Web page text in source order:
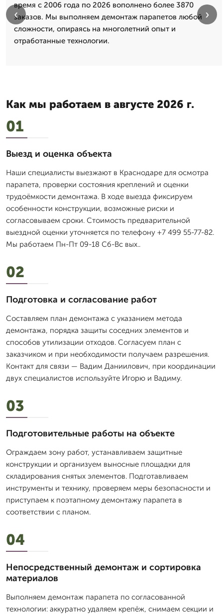
время с 2006 года по 2026 вополнено более 3870
заказов. Мы выполняем демонтаж парапетов любой
сложности, опираясь на многолетний опыт и
отработанные технологии.
‹ ›
Как мы работаем в августе 2026 г.
01
Выезд и оценка объекта
Наши специалисты выезжают в Краснодаре для осмотра
парапета, проверки состояния креплений и оценки
трудоёмкости демонтажа. В ходе выезда фиксируем
особенности конструкции, возможные риски и
согласовываем сроки. Стоимость предварительной
выездной оценки уточняется по телефону +7 499 55-77-82.
Мы работаем Пн-Пт 09-18 Сб-Вс вых..
02
Подготовка и согласование работ
Составляем план демонтажа с указанием метода
демонтажа, порядка защиты соседних элементов и
способов утилизации отходов. Согласуем план с
заказчиком и при необходимости получаем разрешения.
Контакт для связи — Вадим Даниилович, при координации
двух специалистов используйте Игорю и Вадиму.
03
Подготовительные работы на объекте
Ограждаем зону работ, устанавливаем защитные
конструкции и организуем выносные площадки для
складирования снятых элементов. Подготавливаем
инструменты и технику, проверяем меры безопасности и
приступаем к поэтапному демонтажу парапета в
соответствии с планом.
04
Непосредственный демонтаж и сортировка
материалов
Выполняем демонтаж парапета по согласованной
технологии: аккуратно удаляем крепёж, снимаем секции и